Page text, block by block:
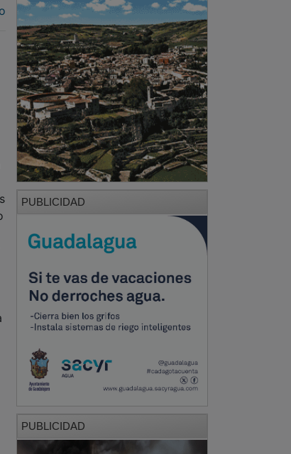
PUBLICIDAD
PUBLICIDAD